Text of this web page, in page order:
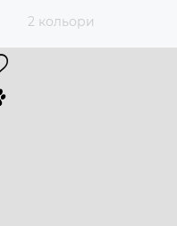
2 кольори